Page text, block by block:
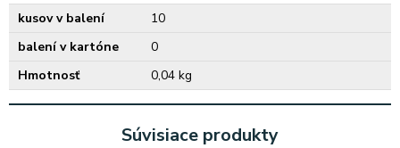
kusov v balení
10
balení v kartóne
0
Hmotnosť
0,04 kg
Súvisiace produkty